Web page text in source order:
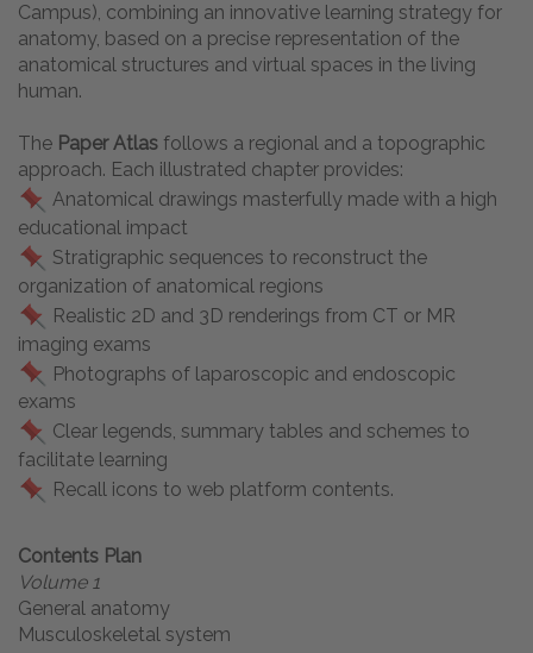
Campus), combining an innovative learning strategy for
anatomy, based on a precise representation of the
anatomical structures and virtual spaces in the living
human.
The Paper Atlas follows a regional and a topographic
approach. Each illustrated chapter provides:
Anatomical drawings masterfully made with a high
educational impact
Stratigraphic sequences to reconstruct the
organization of anatomical regions
Realistic 2D and 3D renderings from CT or MR
imaging exams
Photographs of laparoscopic and endoscopic
exams
Clear legends, summary tables and schemes to
facilitate learning
Recall icons to web platform contents.
Contents Plan
Volume 1
General anatomy
Musculoskeletal system